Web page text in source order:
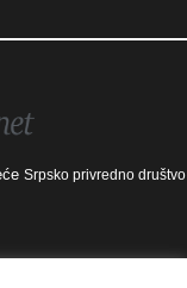
Srpsko privredno društvo